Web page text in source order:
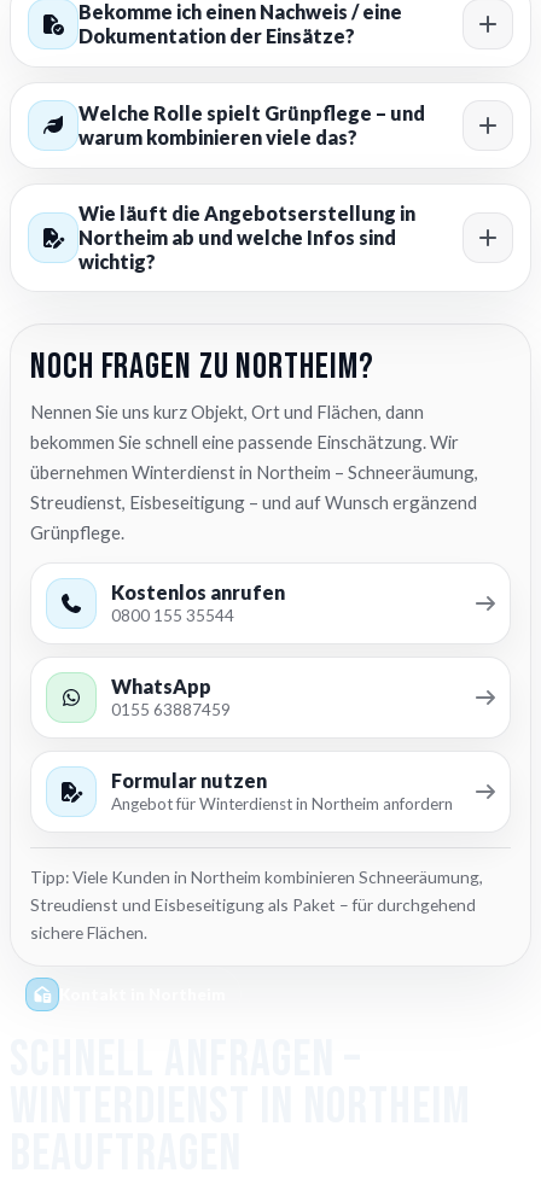
Bekomme ich einen Nachweis / eine
Dokumentation der Einsätze?
Welche Rolle spielt Grünpflege – und
warum kombinieren viele das?
Wie läuft die Angebotserstellung in
Northeim ab und welche Infos sind
wichtig?
Noch Fragen zu Northeim?
Nennen Sie uns kurz Objekt, Ort und Flächen, dann
bekommen Sie schnell eine passende Einschätzung. Wir
übernehmen Winterdienst in Northeim – Schneeräumung,
Streudienst, Eisbeseitigung – und auf Wunsch ergänzend
Grünpflege.
Kostenlos anrufen
0800 155 35544
WhatsApp
0155 63887459
Formular nutzen
Angebot für Winterdienst in Northeim anfordern
Tipp: Viele Kunden in Northeim kombinieren Schneeräumung,
Streudienst und Eisbeseitigung als Paket – für durchgehend
sichere Flächen.